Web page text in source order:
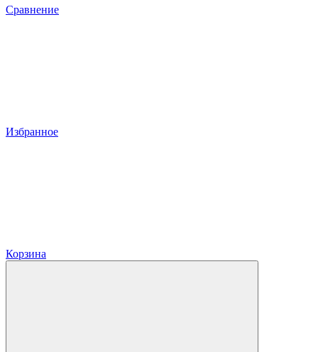
Сравнение
Избранное
Корзина